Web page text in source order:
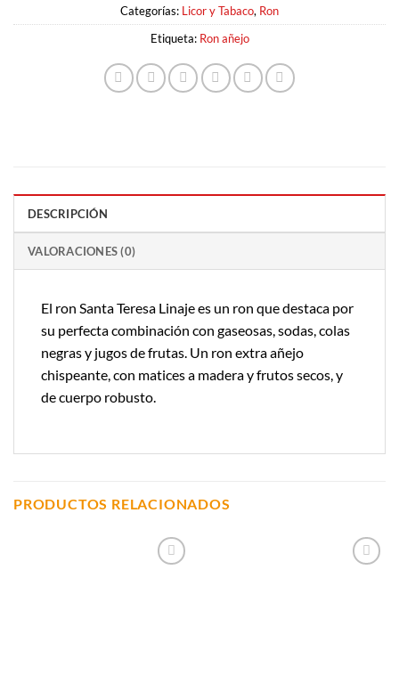
Categorías: Licor y Tabaco, Ron
Etiqueta: Ron añejo
DESCRIPCIÓN
VALORACIONES (0)
El ron Santa Teresa Linaje es un ron que destaca por
su perfecta combinación con gaseosas, sodas, colas
negras y jugos de frutas. Un ron extra añejo
chispeante, con matices a madera y frutos secos, y
de cuerpo robusto.
PRODUCTOS RELACIONADOS